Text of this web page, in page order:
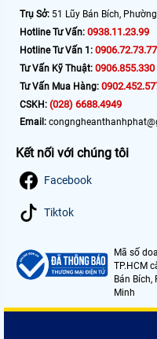
Trụ Sở: 51 Lũy Bán Bích,
Hotline Tư Vấn: 0938.11.23.99
Hotline Tư Vấn 1: 0906.72.73.77
Tư Vấn Kỹ Thuật: 0906.855.330
Tư Vấn Mua Hàng:
CSKH: (028) 6688.4949
Email:
Kết nối với chúng tôi
Facebook
Tiktok
Mã số
TP.HCM
Bán
Minh